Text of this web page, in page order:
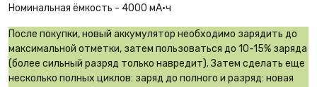
Номинальная ёмкость - 4000 мА·ч
После покупки, новый аккумулятор необходимо зарядить до
максимальной отметки, затем пользоваться до 10-15% заряда
(более сильный разряд только навредит). Затем сделать еще
несколько полных циклов: заряд до полного и разряд: новая